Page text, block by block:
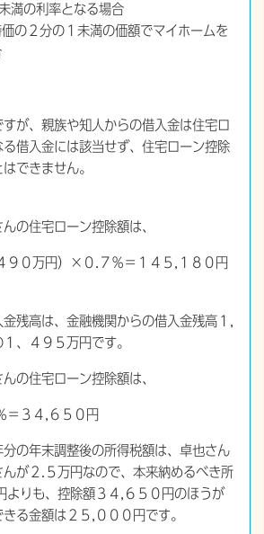
満の利率となる場合
の２分の１未満の価額でマイホームを
が、親族や知人からの借入金は住宅ロ
借入金には該当せず、住宅ローン控除
できません。
の住宅ローン控除額は、
９０万円）×０.７％＝１４５,１８０円
残高は、金融機関からの借入金残高１,
、４９５万円です。
の住宅ローン控除額は、
＝３４,６５０円
の年末調整後の所得税額は、卓也さん
が２.５万円なので、本来納めるべき所
よりも、控除額３４,６５０円のほうが
る金額は２５,０００円です。